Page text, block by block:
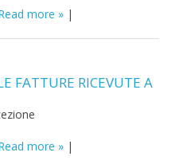
more |
FATTURE RICEVUTE A
more |